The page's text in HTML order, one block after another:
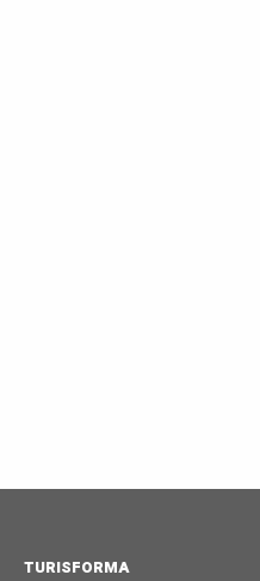
TURISFORMA